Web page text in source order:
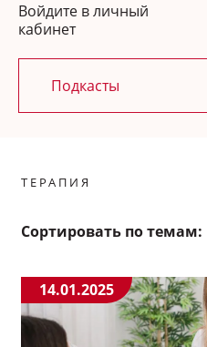
Войдите в личный
кабинет
Подкасты
Полезные материалы
ТЕРАПИЯ
Сортировать по темам:
14.01.2025